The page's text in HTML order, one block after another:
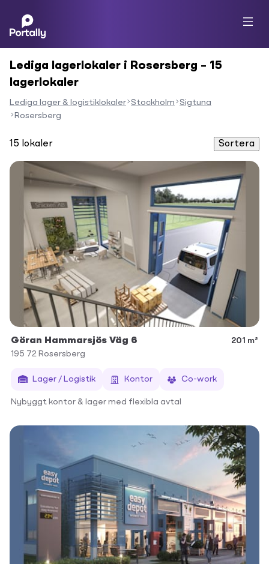
Lediga lagerlokaler i Rosersberg – 15
lagerlokaler
Lediga lager & logistiklokaler Stockholm
Sigtuna
Rosersberg
15 lokaler Sortera
Göran Hammarsjös Väg 6
201 m²
195 72 Rosersberg
Lager / Logistik Kontor Co-work
Nybyggt kontor & lager med flexibla avtal